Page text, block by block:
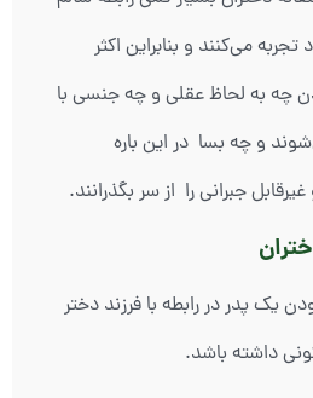
تجربه می‌کنند و بنابراین اکثر
چه به لحاظ عقلی و چه جنسی با
و چه بسا در این باره
جبرانی را از سر بگذرانند.
یک پدر در رابطه با فرزند دختر
داشته باشد.